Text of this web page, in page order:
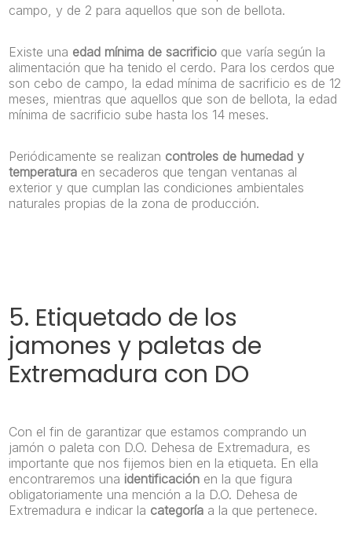
campo, y de 2 para aquellos que son de bellota.
Existe una edad mínima de sacrificio que varía según la
alimentación que ha tenido el cerdo. Para los cerdos que
son cebo de campo, la edad mínima de sacrificio es de 12
meses, mientras que aquellos que son de bellota, la edad
mínima de sacrificio sube hasta los 14 meses.
Periódicamente se realizan controles de humedad y
temperatura en secaderos que tengan ventanas al
exterior y que cumplan las condiciones ambientales
naturales propias de la zona de producción.
5. Etiquetado de los
jamones y paletas de
Extremadura con DO
Con el fin de garantizar que estamos comprando un
jamón o paleta con D.O. Dehesa de Extremadura, es
importante que nos fijemos bien en la etiqueta. En ella
encontraremos una identificación en la que figura
obligatoriamente una mención a la D.O. Dehesa de
Extremadura e indicar la categoría a la que pertenece.